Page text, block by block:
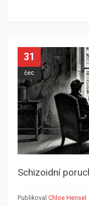
31
čec
Publikoval Chloe Hensel